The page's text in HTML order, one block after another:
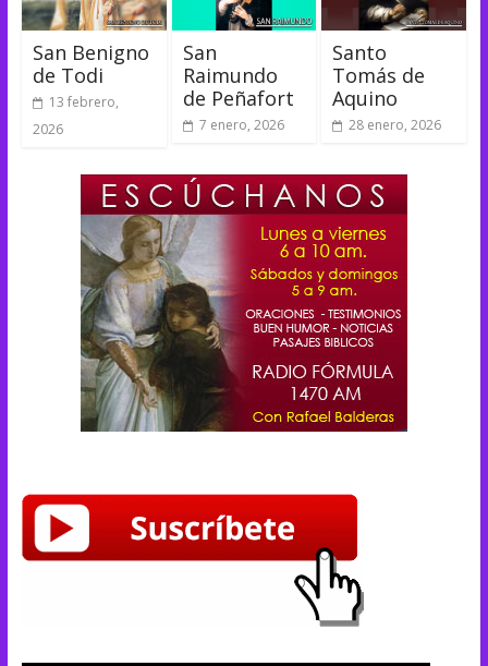
San Benigno
de Todi
13 febrero,
2026
San
Raimundo
de Peñafort
7 enero, 2026
Santo
Tomás de
Aquino
28 enero, 2026